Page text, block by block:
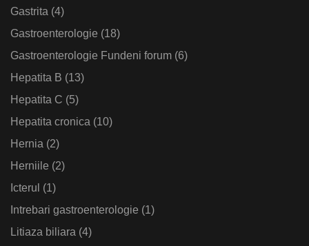
Gastrita (4)
Gastroenterologie (18)
Gastroenterologie Fundeni forum (6)
Hepatita B (13)
Hepatita C (5)
Hepatita cronica (10)
Hernia (2)
Herniile (2)
Icterul (1)
Intrebari gastroenterologie (1)
Litiaza biliara (4)